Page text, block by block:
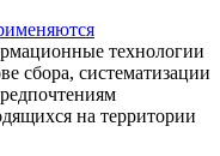
технологии
сбора, систематизации
на территории